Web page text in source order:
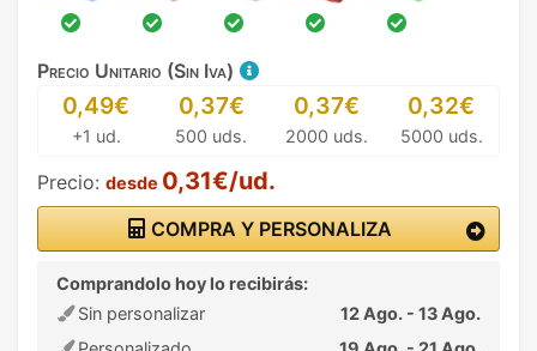
Precio Unitario (Sin Iva)
0,49€
+1 ud.
0,37€
500 uds.
0,37€
2000 uds.
0,32€
5000 uds.
Precio: desde 0,31€/ud.
COMPRA Y PERSONALIZA
Comprandolo hoy lo recibirás:
Sin personalizar
12 Ago. - 13 Ago.